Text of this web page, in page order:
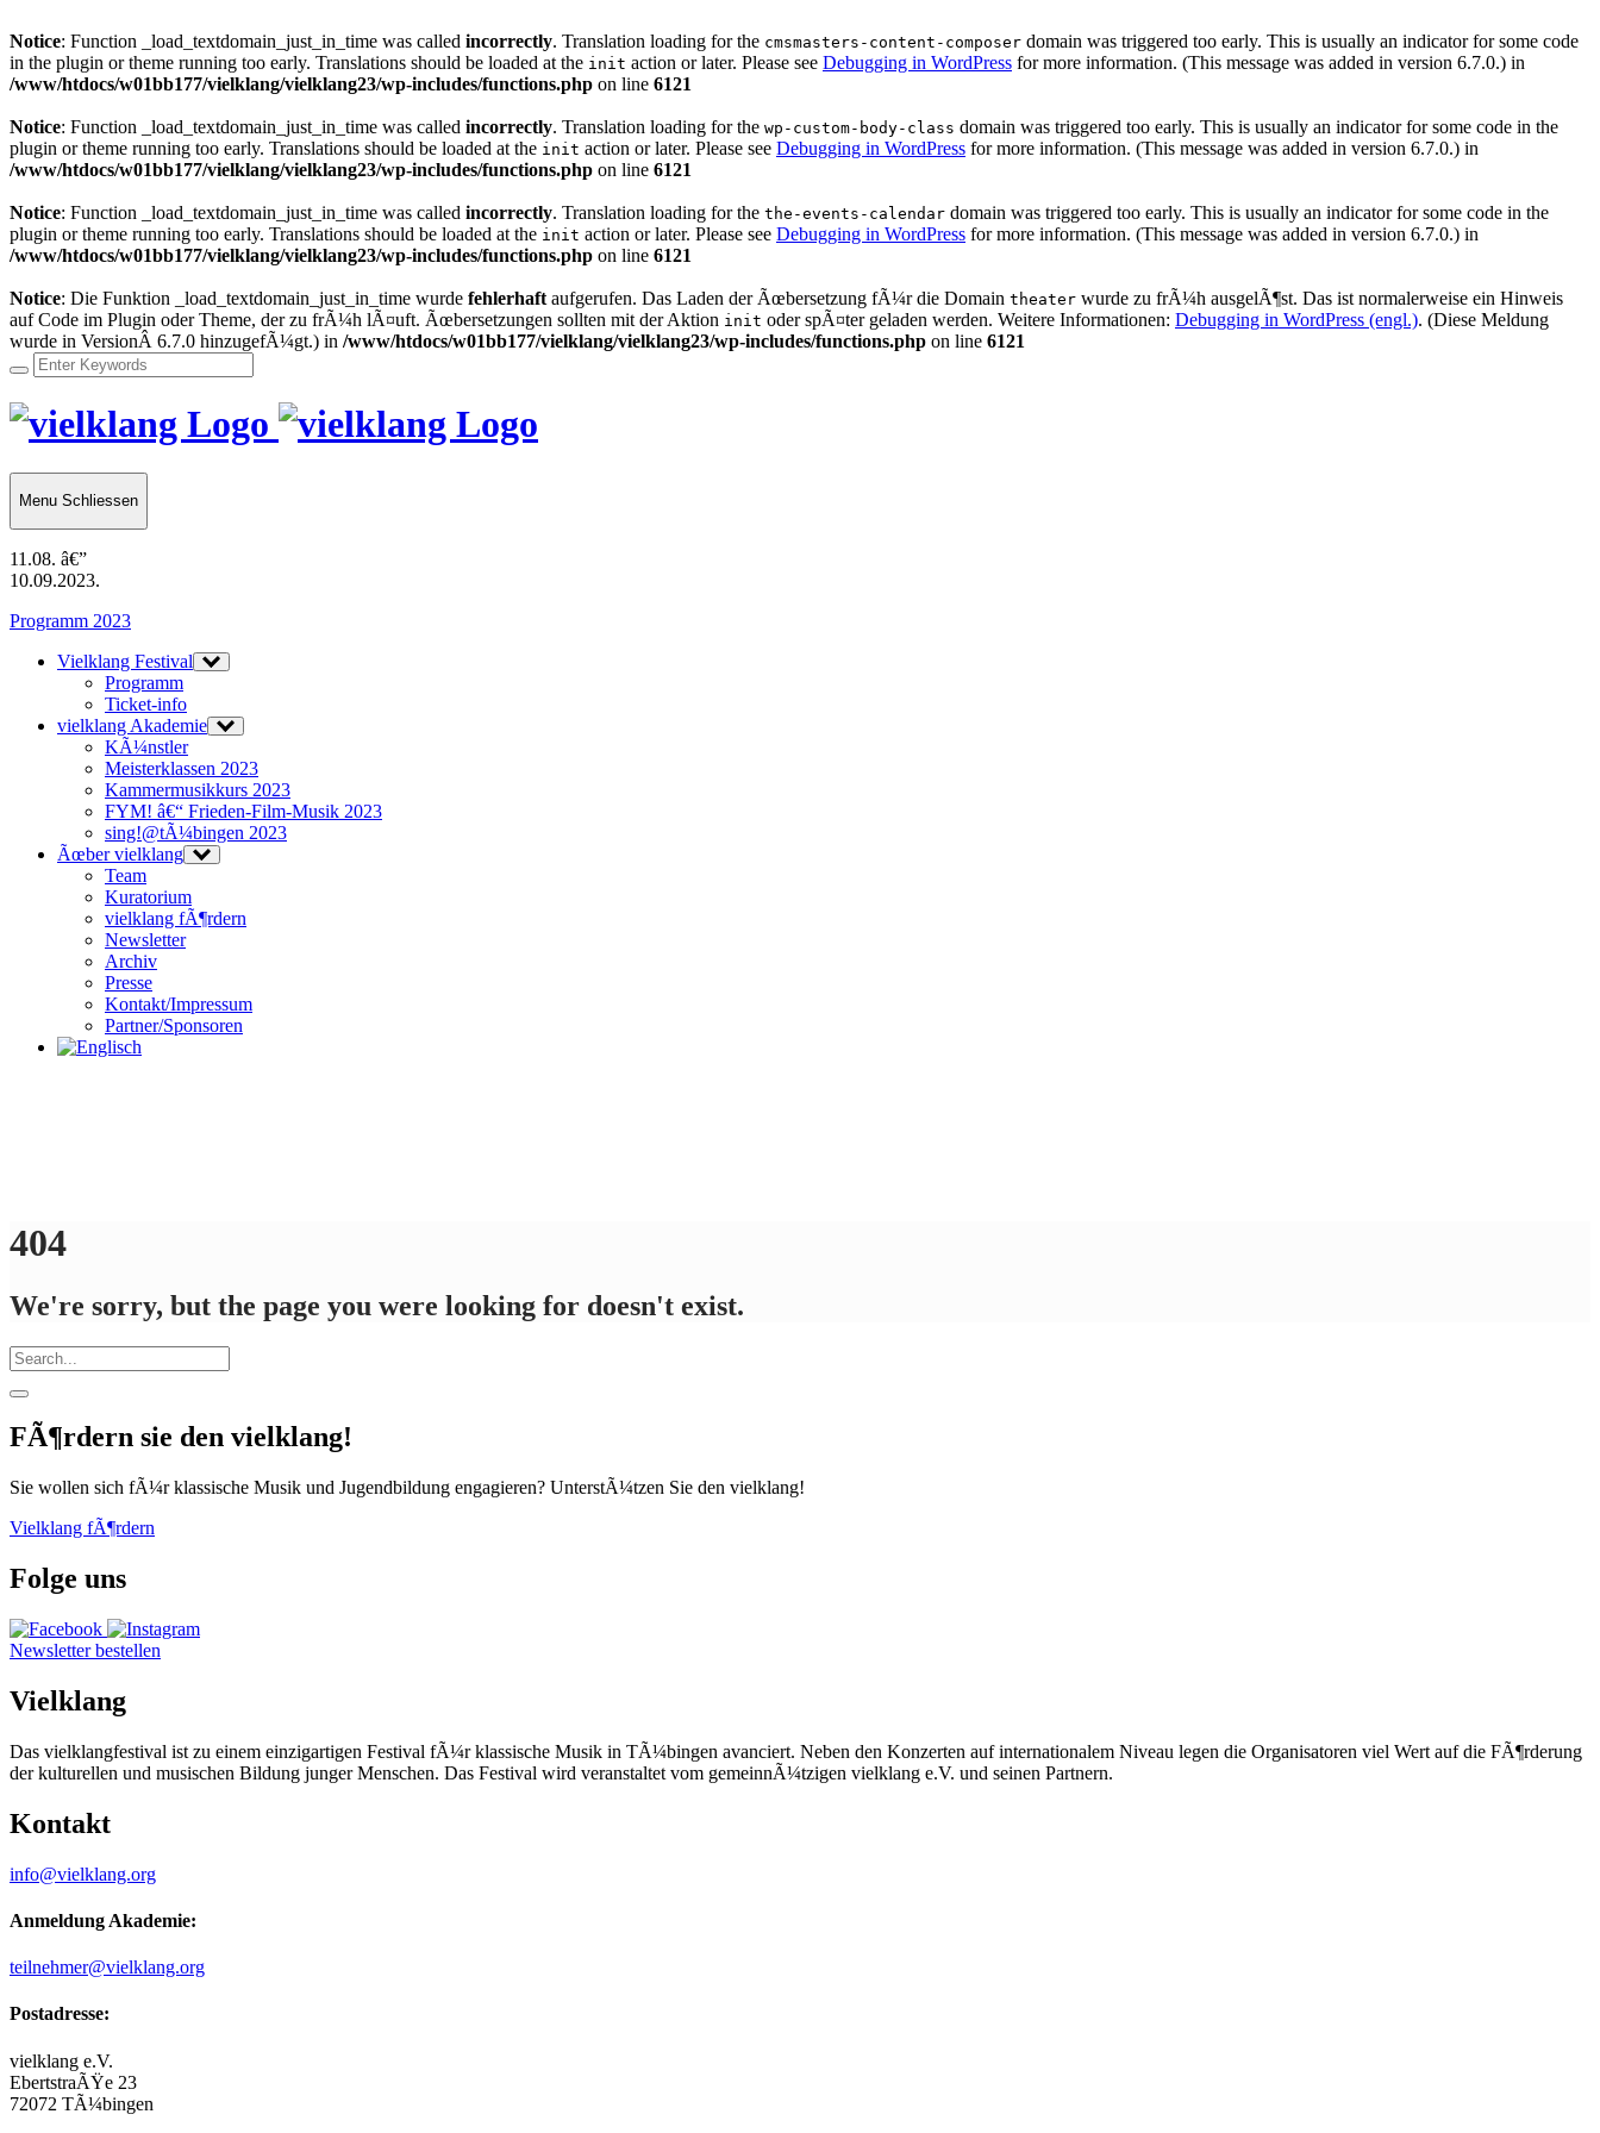
Notice: Function _load_textdomain_just_in_time was called incorrectly. Translation loading for the cmsmasters-content-composer domain was triggered too early. This is usually an indicator for some code
in the plugin or theme running too early. Translations should be loaded at the init action or later. Please see Debugging in WordPress for more information. (This message was added in version 6.7.0.) in
/www/htdocs/w01bb177/vielklang/vielklang23/wp-includes/functions.php on line 6121
Notice: Function _load_textdomain_just_in_time was called incorrectly. Translation loading for the wp-custom-body-class domain was triggered too early. This is usually an indicator for some code in the
plugin or theme running too early. Translations should be loaded at the init action or later. Please see Debugging in WordPress for more information. (This message was added in version 6.7.0.) in
/www/htdocs/w01bb177/vielklang/vielklang23/wp-includes/functions.php on line 6121
Notice: Function _load_textdomain_just_in_time was called incorrectly. Translation loading for the the-events-calendar domain was triggered too early. This is usually an indicator for some code in the
plugin or theme running too early. Translations should be loaded at the init action or later. Please see Debugging in WordPress for more information. (This message was added in version 6.7.0.) in
/www/htdocs/w01bb177/vielklang/vielklang23/wp-includes/functions.php on line 6121
Notice: Die Funktion _load_textdomain_just_in_time wurde fehlerhaft aufgerufen. Das Laden der Ãœbersetzung fÃ¼r die Domain theater wurde zu frÃ¼h ausgelÃ¶st. Das ist normalerweise ein Hinweis
auf Code im Plugin oder Theme, der zu frÃ¼h lÃ¤uft. Ãœbersetzungen sollten mit der Aktion init oder spÃ¤ter geladen werden. Weitere Informationen: Debugging in WordPress (engl.). (Diese Meldung
wurde in VersionÂ 6.7.0 hinzugefÃ¼gt.) in /www/htdocs/w01bb177/vielklang/vielklang23/wp-includes/functions.php on line 6121
Menu Schliessen
11.08. â€”
10.09.2023.
Programm 2023
Vielklang Festival
Programm
Ticket-info
vielklang Akademie
KÃ¼nstler
Meisterklassen 2023
Kammermusikkurs 2023
FYM! â€“ Frieden-Film-Musik 2023
sing!@tÃ¼bingen 2023
Ãœber vielklang
Team
Kuratorium
vielklang fÃ¶rdern
Newsletter
Archiv
Presse
Kontakt/Impressum
Partner/Sponsoren
404
We're sorry, but the page you were looking for doesn't exist.
FÃ¶rdern sie den vielklang!
Sie wollen sich fÃ¼r klassische Musik und Jugendbildung engagieren? UnterstÃ¼tzen Sie den vielklang!
Vielklang fÃ¶rdern
Folge uns
Newsletter bestellen
Vielklang
Das vielklangfestival ist zu einem einzigartigen Festival fÃ¼r klassische Musik in TÃ¼bingen avanciert. Neben den Konzerten auf internationalem Niveau legen die Organisatoren viel Wert auf die FÃ¶rderung
der kulturellen und musischen Bildung junger Menschen. Das Festival wird veranstaltet vom gemeinnÃ¼tzigen vielklang e.V. und seinen Partnern.
Kontakt
info@vielklang.org
Anmeldung Akademie:
teilnehmer@vielklang.org
Postadresse:
vielklang e.V.
EbertstraÃŸe 23
72072 TÃ¼bingen